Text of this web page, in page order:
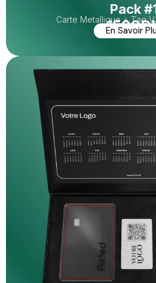
Pack
Carte Metallique + Tag
En Savoir